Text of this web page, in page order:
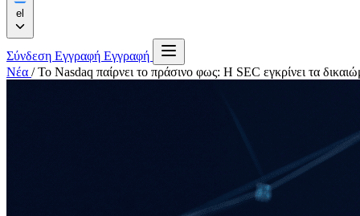
Σύνδεση Εγγραφή Εγγραφή
Νέα / Το Nasdaq παίρνει το πράσινο φως: Η SEC εγκρίνει τα